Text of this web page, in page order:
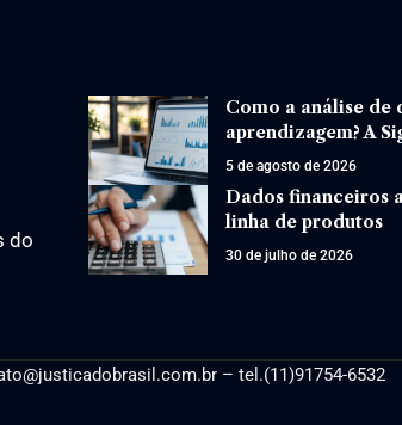
do
Como a análise de
aprendizagem? A
5 de agosto de 2026
Dados financeiros
linha de produtos
30 de julho de 2026
– tel.(11)91754-6532